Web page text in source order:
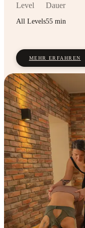
Level
All Levels
Dauer
55 min
MEHR ERFAHREN